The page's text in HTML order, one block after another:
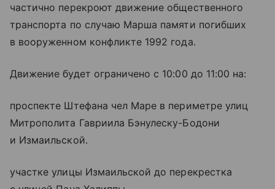
частично перекроют движение общественного
транспорта по случаю Марша памяти погибших
в вооруженном конфликте 1992 года.
Движение будет ограничено с 10:00 до 11:00 на:
проспекте Штефана чел Маре в периметре улиц
Митрополита Гавриила Бэнулеску-Бодони
и Измаильской.
участке улицы Измаильской до перекрестка